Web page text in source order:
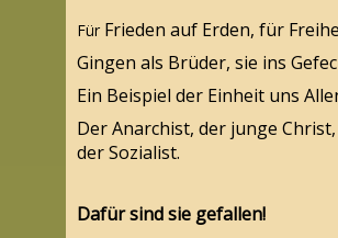
Für Frieden auf Erden, für
Gingen als Brüder, sie ins
Ein Beispiel der Einheit uns
Der Anarchist, der junge
der Sozialist.
Dafür sind sie gefallen!